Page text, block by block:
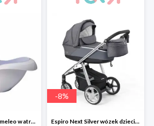
Beaba wanienka Cameleo w atrakcyjnej cenie
-8%
Espiro Next Silver wózek dziecięcy w super cenie